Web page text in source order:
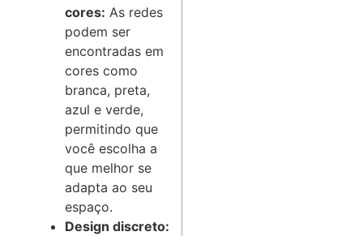
cores: As redes
podem ser
encontradas em
cores como
branca, preta,
azul e verde,
permitindo que
você escolha a
que melhor se
adapta ao seu
espaço.
Design discreto: